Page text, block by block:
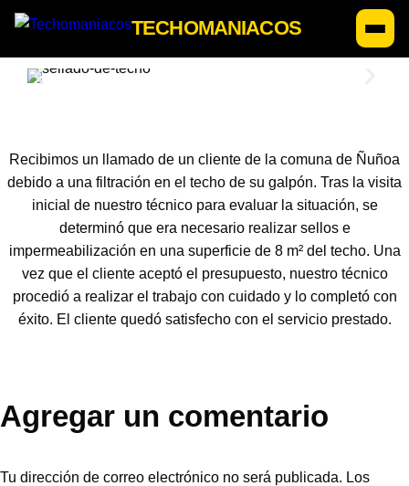
TECHOMANIACOS
Recibimos un llamado de un cliente de la comuna de Ñuñoa
debido a una filtración en el techo de su galpón. Tras la visita
inicial de nuestro técnico para evaluar la situación, se
determinó que era necesario realizar sellos e
impermeabilización en una superficie de 8 m² del techo. Una
vez que el cliente aceptó el presupuesto, nuestro técnico
procedió a realizar el trabajo con cuidado y lo completó con
éxito. El cliente quedó satisfecho con el servicio prestado.
Agregar un comentario
Tu dirección de correo electrónico no será publicada. Los